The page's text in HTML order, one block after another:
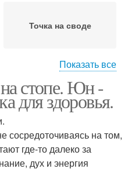
Точка на своде
Показать все
стопе. Юн -
для здоровья.
сосредоточиваясь на том,
где-то далеко за
дух и энергия